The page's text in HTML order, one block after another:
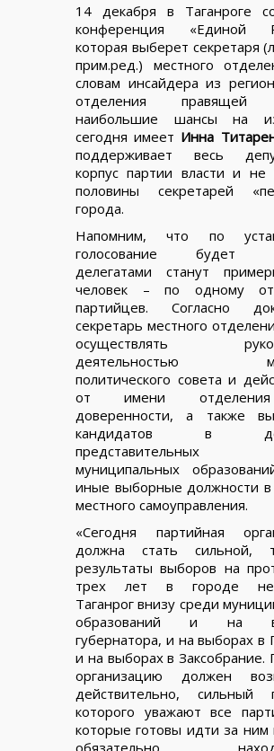
14 декабря в Таганроге
конференция «Единой
которая выберет секретаря
прим.ред.) местного
словам инсайдера из
отделения правящей
наибольшие шансы на
сегодня имеет Инна
поддерживает весь
корпус партии власти и
половины секретарей
города.
Напомним, что по
голосование будет
делегатами станут
человек – по одному
партийцев. Согласно
секретарь местного
осуществлять
деятельностью
политического совета и
от имени
доверенности, а также
кандидатов в
представительных
муниципальных
иные выборные должности в
местного самоуправления.
«Сегодня партийная
должна стать сильной,
результаты выборов на
трех лет в городе
Таганрог внизу среди
образований и на
губернатора, и на выборах в
и на выборах в Заксобрание.
организацию должен
действительно, сильный
которого уважают все
которые готовы идти за ним
обязательно